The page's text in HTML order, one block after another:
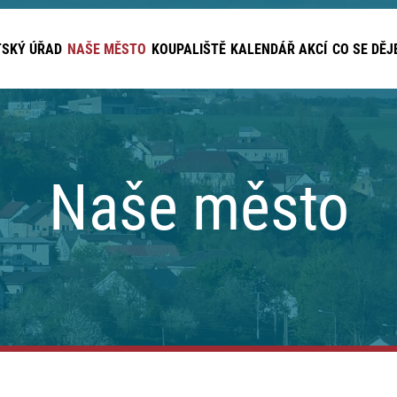
ÚŘAD NAŠE MĚSTO KOUPALIŠTĚ KALENDÁŘ AKCÍ CO SE
Naše město